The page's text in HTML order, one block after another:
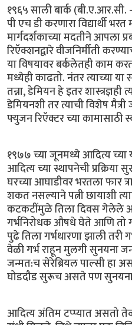
१९६५ साली बार्क
पी एच डी करणारा विद्यार्थी भरत
मार्गदर्शकाच्या मदतीने आपला
रिऍक्शनद्वारे वीजनिर्मीती
या विषयावर बर्कलेतही काम
मध्येही काढतो. नंतर त्याच्या
तन्ना, डेमियन हे इतर
डेमियनशी तर त्याची विशेष
फ्युजन रिऍक्टर च्या कामासाठी
१९७७ च्या जूनमध्ये आदित्य च्या
आदित्य च्या स्थापनेची
घरच्या आघाडीवर भरतला फार
शकत नसल्याने पत्नी छायाशी
कटकटींमुळे तिला दिवस गेलेले
गर्भनिरोधक औषधे घेते आणि तो
पुढे तिला गर्भधारणा झाली तरी
वेळी गर्भ राहून मुलगी सुनयना
जन्मत:च सेरेब्रियल पाल्सी हा
घोडदौड सुरूच असते पण
आदित्य अंतिम टप्प्यात असतो